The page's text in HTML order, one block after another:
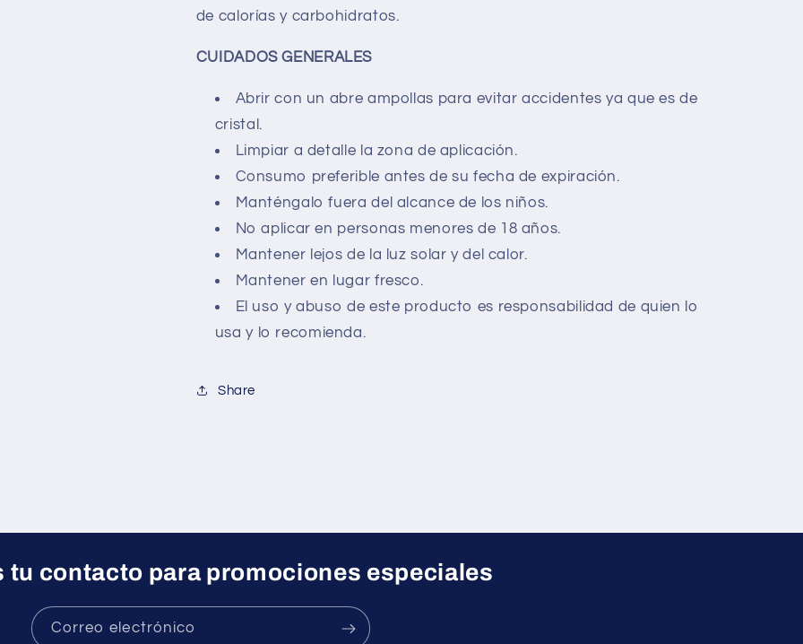
de calorías y carbohidratos.
CUIDADOS GENERALES
Abrir con un abre ampollas para evitar accidentes ya que es de
cristal.
Limpiar a detalle la zona de aplicación.
Consumo preferible antes de su fecha de expiración.
Manténgalo fuera del alcance de los niños.
No aplicar en personas menores de 18 años.
Mantener lejos de la luz solar y del calor.
Mantener en lugar fresco.
El uso y abuso de este producto es responsabilidad de quien lo
usa y lo recomienda.
Share
tu contacto para promociones especiales
Correo electrónico